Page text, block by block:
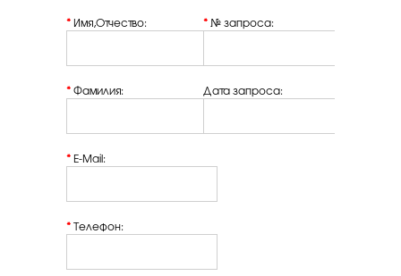
* Имя,Отчество:
*Фамилия:
* E-Mail:
*Телефон:
*№ запроса:
Дата запроса: